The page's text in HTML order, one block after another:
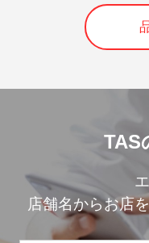
TAS
店舗名からお店